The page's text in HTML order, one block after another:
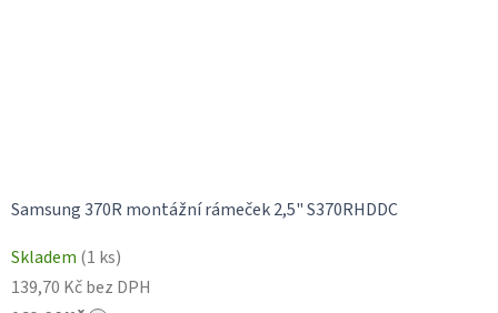
Samsung 370R montážní rámeček 2,5" S370RHDDC
Skladem (1 ks)
139,70 Kč bez DPH